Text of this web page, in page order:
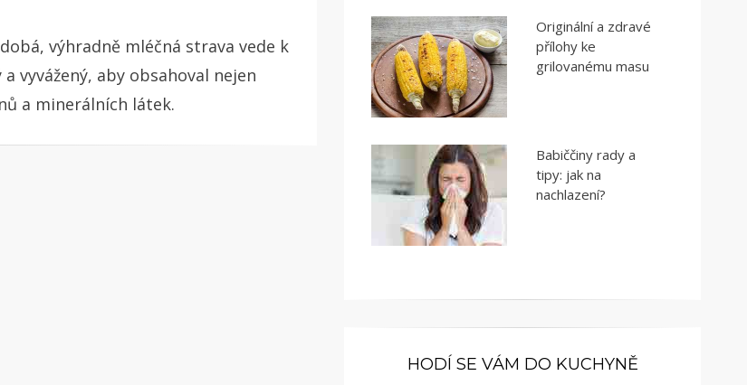
výhradně mléčná strava vede k
vyvážený, aby obsahoval nejen
a minerálních látek.
Originální a zdravé
přílohy ke
grilovanému masu
Babiččiny rady a
tipy: jak na
nachlazení?
HODÍ SE VÁM DO KUCHYNĚ